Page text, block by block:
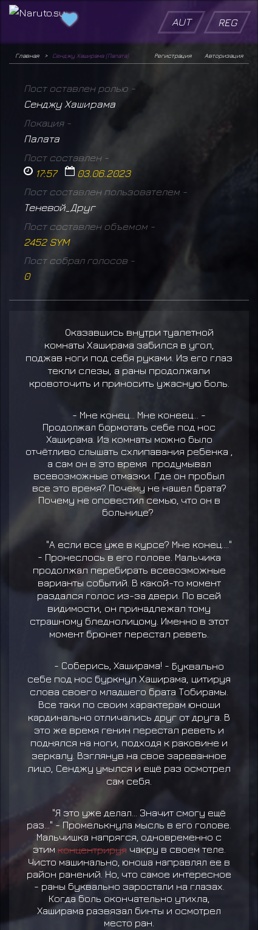
AUT REG
Главная Сенджу Хаширама (Палата) Авторизация
Регистрация
Пост оставлен ролью -
Сенджу Хаширама
Локация -
Палата
Пост составлен -
17:57 03.06.2023
Пост составлен пользователем -
Теневой_Друг
Пост составлен объемом -
2452 SYM
Пост собрал голосов -
0
Оказавшись внутри туалетной
комнаты Хаширама забился в угол,
поджав ноги под себя руками. Из его глаз
текли слезы, а раны продолжали
кровоточить и приносить ужасную боль.
- Мне конец... Мне конеец... -
Продолжал бормотать себе под нос
Хаширама. Из комнаты можно было
отчётливо слышать схлипавания ребенка ,
а сам он в это время продумывал
всевозможные отмазки. Где он пробыл
все это время? Почему не нашел брата?
Почему не оповестил семью, что он в
больнице?
"А если все уже в курсе? Мне конец...."
- Пронеслось в его голове. Мальчика
продолжал перебирать всевозможные
варианты событий. В какой-то момент
раздался голос из-за двери. По всей
видимости, он принадлежал тому
страшному бледнолицому. Именно в этот
момент брюнет перестал реветь.
- Соберись, Хаширама! - Буквально
себе под нос буркнул Хаширама, цитируя
слова своего младшего брата Тобирамы.
Все таки по своим характерам юноши
кардинально отличались друг от друга. В
это же время генин перестал реветь и
поднялся на ноги, подходя к раковине и
зеркалу. Взглянув на свое зареванное
лицо, Сенджу умылся и ещё раз осмотрел
сам себя.
"Я это уже делал... Значит смогу ещё
раз..." - Промелькнула мысль в его голове.
Мальчишка напрягся, одновременно с
этимконцентрируячакру в своем теле.
Чисто машинально, юноша направлял ее в
район ранений. Но, что самое интересное
- раны буквально заростали на глазах.
Когда боль окончательно утихла,
Хаширама развязал бинты и осмотрел
место ран.